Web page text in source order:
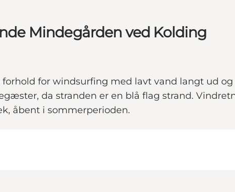
Mindegården ved Kolding
for windsurfing med lavt vand langt ud
da stranden er en blå flag strand.
åbent i sommerperioden.